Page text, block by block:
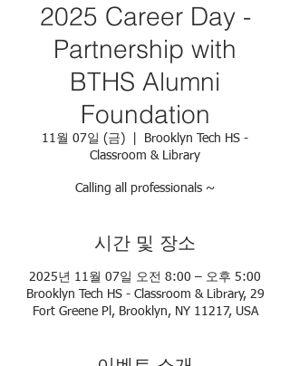
2025 Career Day -
Partnership with
BTHS Alumni
Foundation
11월 07일 (금)
Brooklyn Tech HS -
Classroom & Library
Calling all professionals ~
시간 및 장소
2025년 11월 07일 오전 8:00 – 오후 5:00
Brooklyn Tech HS - Classroom & Library, 29
Fort Greene Pl, Brooklyn, NY 11217, USA